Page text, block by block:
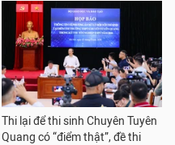
Thi lại để thi sinh Chuyên Tuyên
Quang có “điểm thật”, đề thi